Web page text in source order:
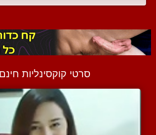
סרטי קוקסינליות חינם